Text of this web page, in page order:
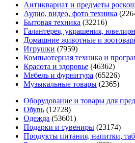
Антиквариат и предметы
Аудио, видео, фото техника
Бытовая техника (32216)
Галантерея, украшения,
Домашние животные и
Игрушки (7959)
Компьютерная техника и
Красота и здоровье (46362)
Мебель и фурнитура (65226)
Музыкальные товары (2365)
Оборудование и товары для
Обувь (12728)
Одежда (53601)
Подарки и сувениры (23174)
Продукты питания, напитки,